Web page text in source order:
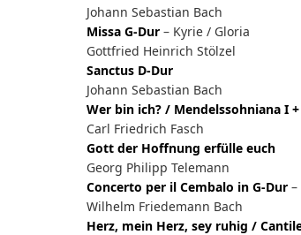
Johann Sebastian Bach
Missa G-Dur– Kyrie / Gloria
Gottfried Heinrich Stölzel
Sanctus D-Dur
Johann Sebastian Bach
Wer bin ich? / Mendelssohniana I
Carl Friedrich Fasch
Gott der Hoffnung erfülle euch
Georg Philipp Telemann
Concerto per il Cembalo in G-Dur–
Wilhelm Friedemann Bach
Herz, mein Herz, sey ruhig /